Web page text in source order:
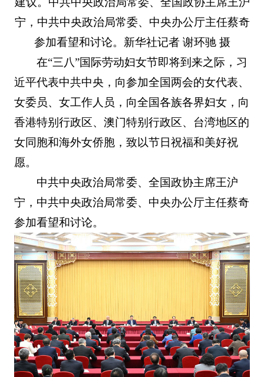
宁，中共中央政治局常委、中央办公厅主任蔡奇
参加看望和讨论。新华社记者 谢环驰 摄
在“三八”国际劳动妇女节即将到来之际，习
近平代表中共中央，向参加全国两会的女代表、
女委员、女工作人员，向全国各族各界妇女，向
香港特别行政区、澳门特别行政区、台湾地区的
女同胞和海外女侨胞，致以节日祝福和美好祝
愿。
中共中央政治局常委、全国政协主席王沪
宁，中共中央政治局常委、中央办公厅主任蔡奇
参加看望和讨论。